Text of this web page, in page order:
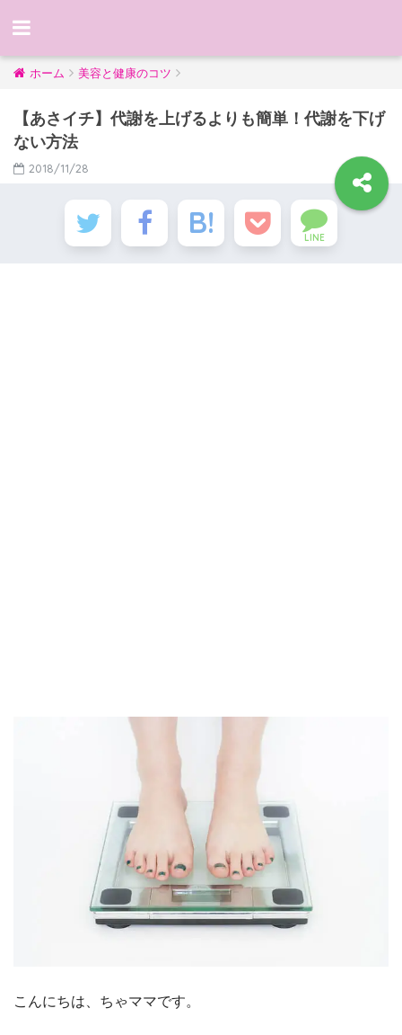
ホーム 美容と健康のコツ
【あさイチ】代謝を上げるよりも簡単！代謝を下げ
ない方法
2018/11/28
LINE
こんにちは、ちゃママです。